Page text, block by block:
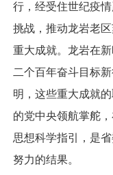
行，经受住世纪疫
挑战，推动龙岩老
重大成就。龙岩在
二个百年奋斗目标
明，这些重大成就
的党中央领航掌舵
思想科学指引，是
努力的结果。